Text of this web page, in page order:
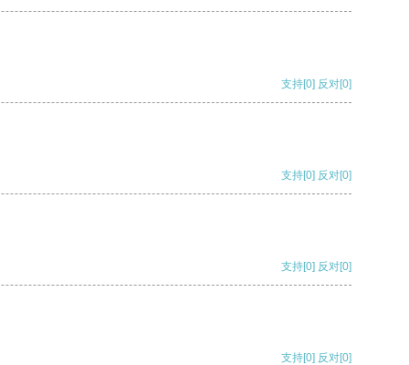
支持[0] 反对[0]
支持[0] 反对[0]
支持[0] 反对[0]
支持[0] 反对[0]